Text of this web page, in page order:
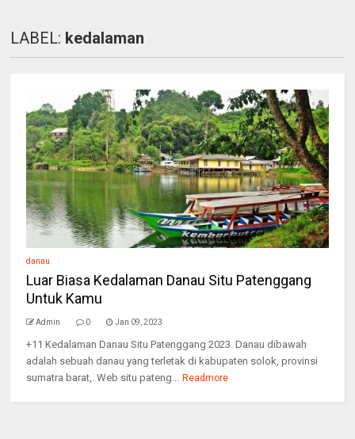
LABEL: kedalaman
danau
Luar Biasa Kedalaman Danau Situ Patenggang
Untuk Kamu
Admin 0 Jan 09, 2023
+11 Kedalaman Danau Situ Patenggang 2023. Danau dibawah
adalah sebuah danau yang terletak di kabupaten solok, provinsi
sumatra barat,. Web situ pateng... Readmore